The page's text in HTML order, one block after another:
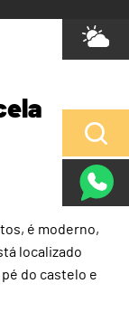
é moderno,
localizado
do castelo e